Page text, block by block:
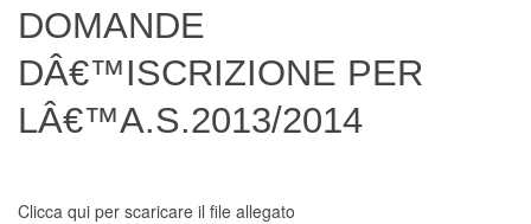
DOMANDE
DÂ€™ISCRIZIONE PER
LÂ€™A.S.2013/2014
Clicca qui per scaricare il file allegato